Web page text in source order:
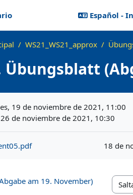
Español -
WS21_WS21_approx
Übungsblatt
19 de noviembre de 2021, 11:00
de noviembre de 2021, 10:30
18 de
am 19. November)